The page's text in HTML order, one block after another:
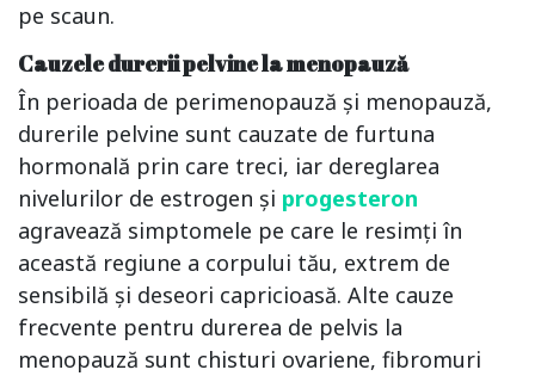
pe scaun.
Cauzele durerii pelvine la menopauză
În perioada de perimenopauză și menopauză,
durerile pelvine sunt cauzate de furtuna
hormonală prin care treci, iar dereglarea
nivelurilor de estrogen și progesteron
agravează simptomele pe care le resimți în
această regiune a corpului tău, extrem de
sensibilă și deseori capricioasă. Alte cauze
frecvente pentru durerea de pelvis la
menopauză sunt chisturi ovariene, fibromuri